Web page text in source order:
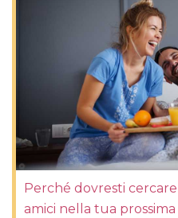
Perché dovresti
amici nella tua